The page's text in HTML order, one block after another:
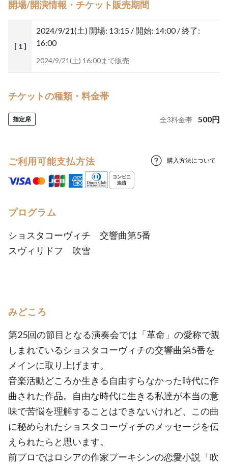
開場/開演情報・チケット販売期間
[ 1 ]
2024/9/21(土) 開場: 13:15 / 開始: 14:00 / 終了:
16:00
2024/9/21(土) 16:00まで販売
チケットの種類・料金帯
指定席 全3料金帯 500円
ご利用可能支払方法 購入方法について
プログラム
ショスタコーヴィチ 交響曲第5番
スヴィリドフ 吹雪
みどころ
第25回の節目となる演奏会では「革命」の愛称で親
しまれているショスタコーヴィチの交響曲第5番を
メインに取り上げます。
音楽活動どころか生きる自由すらなかった時代に作
曲された作品。自由な時代に生きる私達が本当の意
味で苦悩を理解することはできないけれど、この曲
に秘められたショスタコーヴィチのメッセージを伝
えられたらと思います。
前プロではロシアの作家プーキシンの恋愛小説「吹